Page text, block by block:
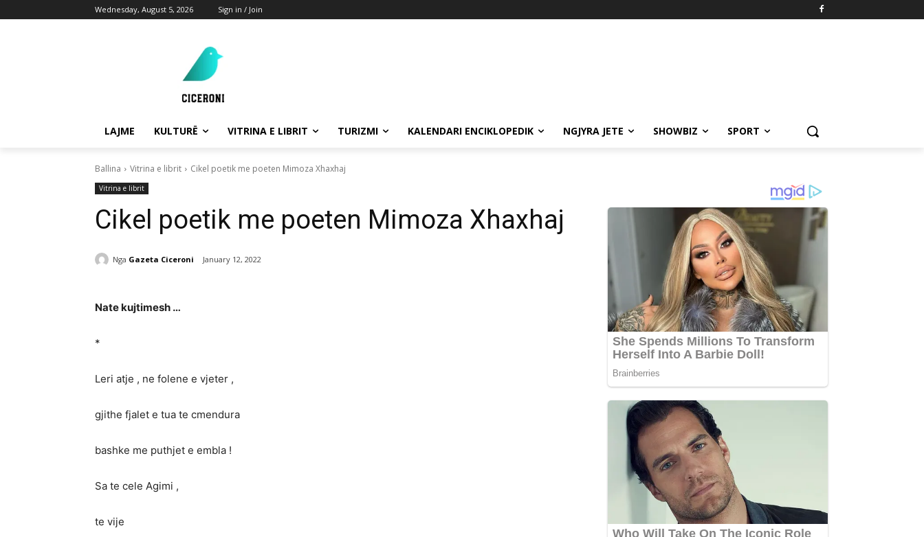
Wednesday, August 5, 2026 Sign in / Join
LAJME KULTURË VITRINA E LIBRIT TURIZMI KALENDARI ENCIKLOPEDIK NGJYRA JETE SHOWBIZ SPORT
Ballina Vitrina e librit Cikel poetik me poeten Mimoza Xhaxhaj
Vitrina e librit
Cikel poetik me poeten Mimoza Xhaxhaj
Nga Gazeta Ciceroni January 12, 2022
Nate kujtimesh …
*
Leri atje , ne folene e vjeter ,
gjithe fjalet e tua te cmendura
bashke me puthjet e embla !
Sa te cele Agimi ,
te vije